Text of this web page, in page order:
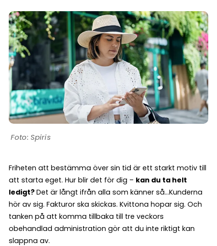
Spiris
Friheten att bestämma över sin tid är ett starkt motiv till
att starta eget. Hur blir det för dig – kan du ta helt
ledigt? Det är långt ifrån alla som känner så…Kunderna
hör av sig. Fakturor ska skickas. Kvittona hopar sig. Och
tanken på att komma tillbaka till tre veckors
obehandlad administration gör att du inte riktigt kan
slappna av.